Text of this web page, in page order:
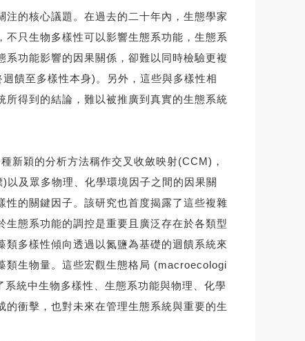
的核心議題。在過去的二十年內，生態學家
只生物多樣性可以影響生態系功能，生態系
功能影響的因果關係，卻難以同時檢驗更複
饋至多樣性本身)。另外，這些與多樣性相
得到的結論，難以被推廣到真實的生態系統
新穎的分析方法稱作交叉收斂映射(CCM)，
及眾多物理、化學環境因子之間的因果關
的關鍵因子。該研究也首度揭露了這些複雜
態系功能的調控是重要且廣泛存在於各類型
多樣性傾向透過以氮鹽為基礎的迴饋系統來
類生物量。這些宏觀生態格局 (macroecologi
統中生物多樣性、生態系功能與物理、化學
衝擊，也對未來在管理生態系統與重要的生